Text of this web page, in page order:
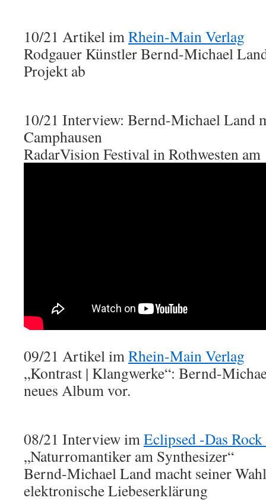
10/21 Artikel imRhein-Main Verlag
Rodgauer Künstler Bernd-Michael
Projekt ab
10/21 Interview: Bernd-Michael Land
Camphausen
RadarVision Festival in Rothwesten
09/21 Artikel imRhein-Main Verlag
„Kontrast | Klangwerke“: Bernd-
neues Album vor.
08/21 Interview imEclipsed -Das
„Naturromantiker am Synthesizer“
Bernd-Michael Land macht seiner
elektronische Liebeserklärung